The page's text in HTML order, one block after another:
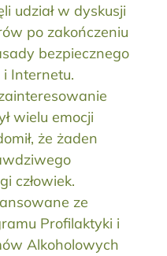
udział w dyskusji
po zakończeniu
bezpiecznego
Internetu.
wielu emocji
że żaden
człowiek.
ze
Profilaktyki i
Alkoholowych